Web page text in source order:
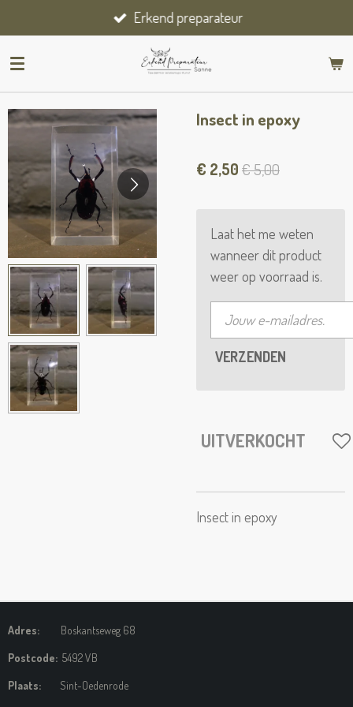
direct
naar
Erkend preparateur
Insect in epoxy
€ 2,50 € 5,00
Laat het me weten
wanneer dit product
weer op voorraad is.
VERZENDEN
UITVERKOCHT
Insect in epoxy
Adres: Boskantseweg 68
Postcode: 5492 VB
Plaats: Sint-Oedenrode